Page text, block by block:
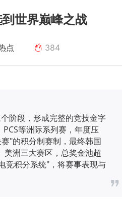
世界巅峰之战
点 384
阶段，形成完整的竞技金字
等洲际系列赛，年度压
"的积分制赛制，最终韩国
洲三大赛区，总奖金池超
竞积分系统"，将赛事表现与